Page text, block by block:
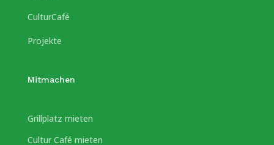
CulturCafé
Projekte
Mitmachen
Grillplatz mieten
Cultur Café mieten